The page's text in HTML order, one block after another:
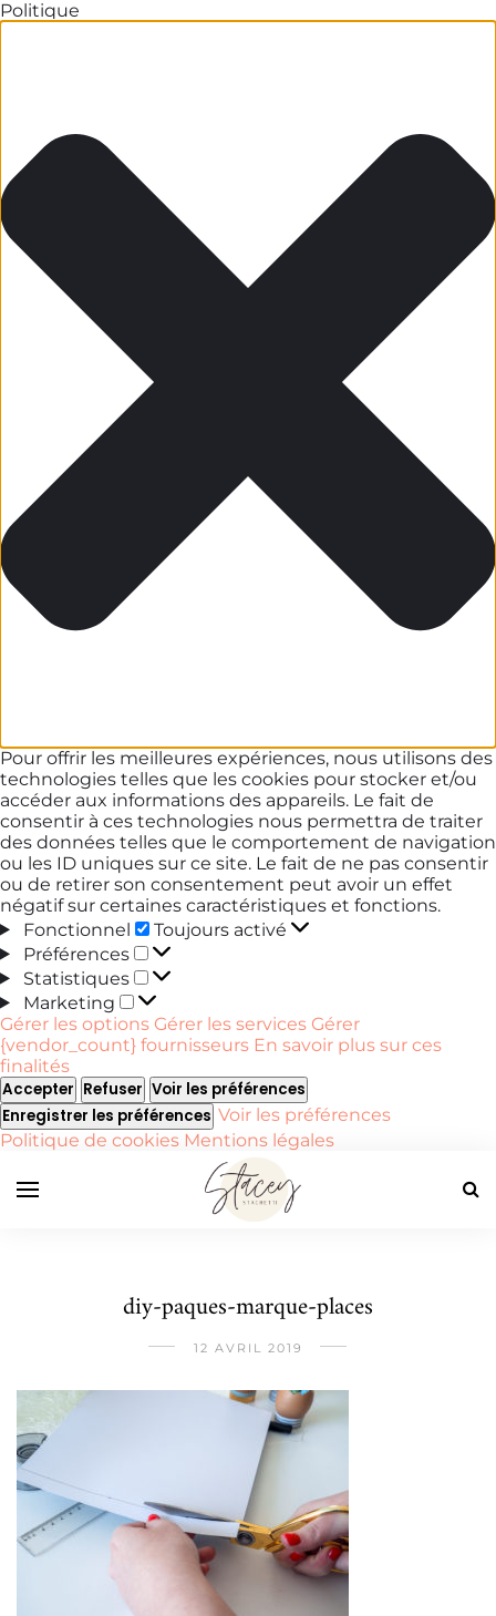
Politique
Pour offrir les meilleures expériences, nous utilisons des
technologies telles que les cookies pour stocker et/ou
accéder aux informations des appareils. Le fait de
consentir à ces technologies nous permettra de traiter
des données telles que le comportement de navigation
ou les ID uniques sur ce site. Le fait de ne pas consentir
ou de retirer son consentement peut avoir un effet
négatif sur certaines caractéristiques et fonctions.
Fonctionnel
Fonctionnel
Toujours activé
Préférences
Préférences
Statistiques
Statistiques
Marketing
Marketing
Gérer les options Gérer les services Gérer
{vendor_count} fournisseurs En savoir plus sur ces
finalités
Accepter Refuser Voir les préférences
Enregistrer les préférences Voir les préférences
Politique de cookies Mentions légales
diy-paques-marque-places
12 AVRIL 2019